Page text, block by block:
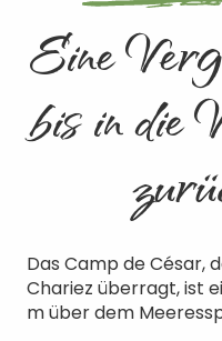
Eine
bis in die
Das Camp de César,
Chariez überragt, ist
m über dem